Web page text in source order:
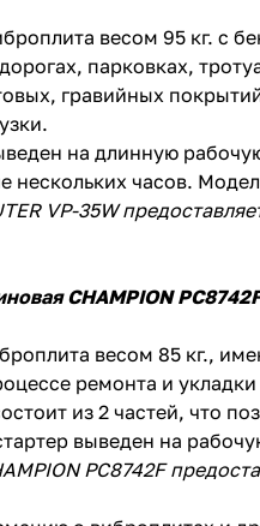
весом 95 кг. с
парковках,
гравийных
на длинную
нескольких часов.
VP-35W
CHAMPION
весом 85 кг.,
ремонта и
из 2 частей, что
выведен на
PC8742F